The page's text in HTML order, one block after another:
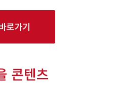
로가기
콘텐츠